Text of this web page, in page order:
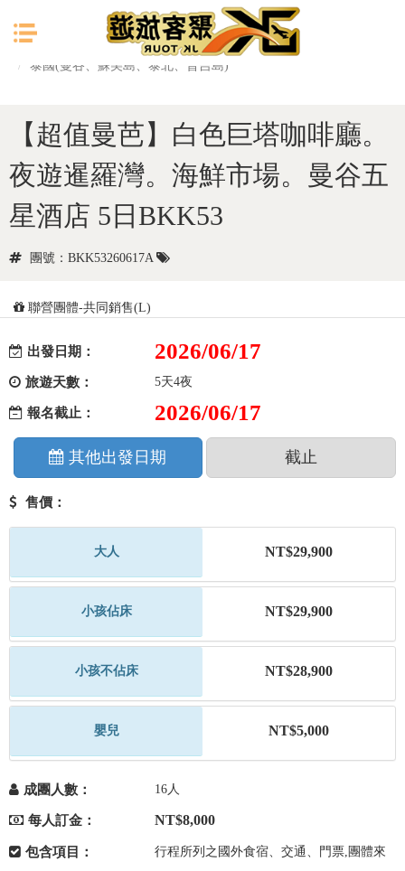
目前位置： 首頁
東南亞
泰國(曼谷、蘇美島、泰北、普吉島)
【超值曼芭】白色巨塔咖啡廳。
夜遊暹羅灣。海鮮市場。曼谷五
星酒店 5日BKK53
團號：BKK53260617A
聯營團體-共同銷售(L)
出發日期： 2026/06/17
旅遊天數： 5天4夜
報名截止： 2026/06/17
其他出發日期 截止
售價：
大人 NT$29,900
小孩佔床 NT$29,900
小孩不佔床 NT$28,900
嬰兒 NT$5,000
成團人數： 16人
每人訂金： NT$8,000
包含項目： 行程所列之國外食宿、交通、門票,團體來